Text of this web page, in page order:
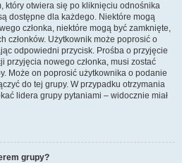
który otwiera się po kliknięciu odnośnika
dostępne dla każdego. Niektóre mogą
członka, niektóre mogą być zamknięte,
członków. Użytkownik może poprosić o
odpowiedni przycisk. Prośba o przyjęcie
przyjęcia nowego członka, musi zostać
Może on poprosić użytkownika o podanie
do tej grupy. W przypadku otrzymania
lidera grupy pytaniami – widocznie miał
grupy?